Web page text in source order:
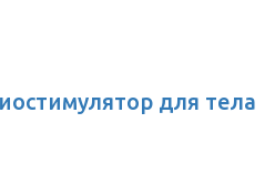
для тела